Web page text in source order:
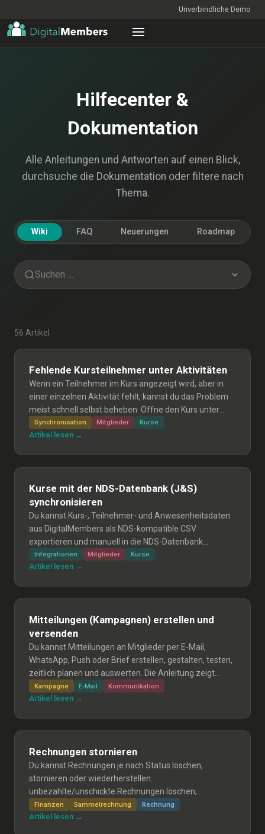
Unverbindliche Demo
Hilfecenter &
Dokumentation
Alle Anleitungen und Antworten auf einen Blick,
durchsuche die Dokumentation oder filtere nach
Thema.
Wiki FAQ Neuerungen Roadmap
56 Artikel
Fehlende Kursteilnehmer unter Aktivitäten
Wenn ein Teilnehmer im Kurs angezeigt wird, aber in
einer einzelnen Aktivität fehlt, kannst du das Problem
meist schnell selbst beheben: Öffne den Kurs unter
«Aktivitäten → Kurs verwalten» und klicke auf
Speichern, damit die Teilnehmer synchronisiert werden.
Synchronisation Mitglieder Kurse
Artikel lesen →
Kurse mit der NDS-Datenbank (J&S)
synchronisieren
Du kannst Kurs-, Teilnehmer- und Anwesenheitsdaten
aus DigitalMembers als NDS-kompatible CSV
exportieren und manuell in die NDS-Datenbank
(BASPO) importieren; eine vollautomatische
Synchronisation ist wegen fehlender API nicht möglich.
Integrationen Mitglieder Kurse
Artikel lesen →
Mitteilungen (Kampagnen) erstellen und
versenden
Du kannst Mitteilungen an Mitglieder per E-Mail,
WhatsApp, Push oder Brief erstellen, gestalten, testen,
zeitlich planen und auswerten. Die Anleitung zeigt
Schritt-für-Schritt, wie du Kampagnen anlegst, Inhalte
im Drag-&-Drop-Editor erstellst, Test-Sendungen
Kampagne E-Mail Kommunikation
Artikel lesen →
Rechnungen stornieren
Du kannst Rechnungen je nach Status löschen,
stornieren oder wiederherstellen:
unbezahlte/unschickte Rechnungen löschen;
versendete/bezahlt Rechnungen stornieren; stornierte
Rechnungen wiederherstellen; und Erinnerungen für
Finanzen Sammelrechnung Rechnung
Artikel lesen →